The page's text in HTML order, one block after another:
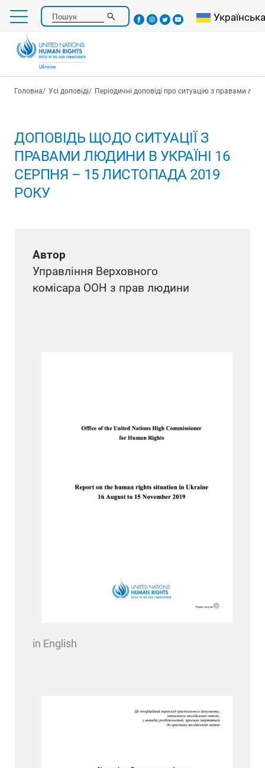
Перейти
основного
Пошук Select your
Українська
Рядок навіґації
Головна Усі доповіді Періодичні доповіді про ситуацію з правами
ДОПОВІДЬ ЩОДО СИТУАЦІЇ З
ПРАВАМИ ЛЮДИНИ В УКРАЇНІ 16
СЕРПНЯ – 15 ЛИСТОПАДА 2019
РОКУ
Автор
Управління Верховного
комісара ООН з прав людини
in English